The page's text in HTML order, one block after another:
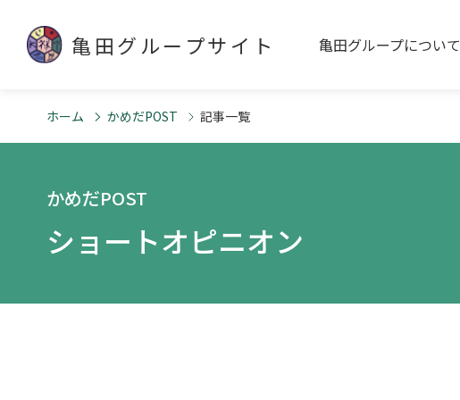
亀田グループサイト 亀田グループについて
ホーム かめだPOST 記事一覧
かめだPOST
ショートオピニオン